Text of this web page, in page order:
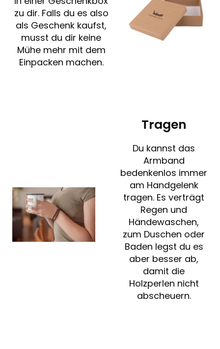
zu dir. Falls du es also
als Geschenk kaufst,
musst du dir keine
Mühe mehr mit dem
Einpacken machen.
Tragen
Du kannst das
Armband
bedenkenlos immer
am Handgelenk
tragen. Es verträgt
Regen und
Händewaschen,
zum Duschen oder
Baden legst du es
aber besser ab,
damit die
Holzperlen nicht
abscheuern.